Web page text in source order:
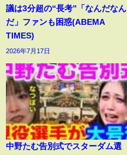
議は3分超の“長考”「なんだなん
だ」ファンも困惑(ABEMA
TIMES)
2026年7月17日
中野たむ告別式でスターダム選